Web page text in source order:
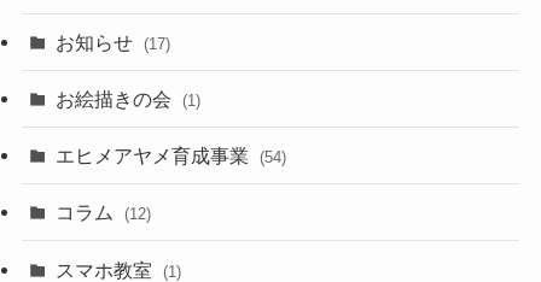
お知らせ (17)
お絵描きの会 (1)
エヒメアヤメ育成事業 (54)
コラム (12)
スマホ教室 (1)